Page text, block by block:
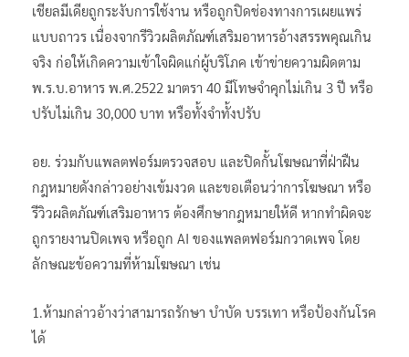
เชียลมีเดียถูกระงับการใช้งาน หรือถูกปิดช่องทางการเผยแพร่
แบบถาวร เนื่องจากรีวิวผลิตภัณฑ์เสริมอาหารอ้างสรรพคุณเกิน
จริง ก่อให้เกิดความเข้าใจผิดแก่ผู้บริโภค เข้าข่ายความผิดตาม
พ.ร.บ.อาหาร พ.ศ.2522 มาตรา 40 มีโทษจำคุกไม่เกิน 3 ปี หรือ
ปรับไม่เกิน 30,000 บาท หรือทั้งจำทั้งปรับ
อย. ร่วมกับแพลตฟอร์มตรวจสอบ และปิดกั้นโฆษณาที่ฝ่าฝืน
กฎหมายดังกล่าวอย่างเข้มงวด และขอเตือนว่าการโฆษณา หรือ
รีวิวผลิตภัณฑ์เสริมอาหาร ต้องศึกษากฎหมายให้ดี หากทำผิดจะ
ถูกรายงานปิดเพจ หรือถูก AI ของแพลตฟอร์มกวาดเพจ โดย
ลักษณะข้อความที่ห้ามโฆษณา เช่น
1.ห้ามกล่าวอ้างว่าสามารถรักษา บำบัด บรรเทา หรือป้องกันโรค
ได้